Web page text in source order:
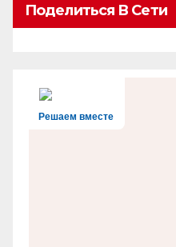
Поделиться В Сети
Решаем вместе